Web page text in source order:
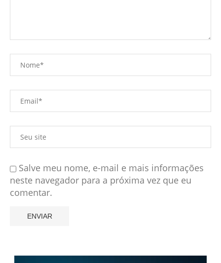
Salve meu nome, e-mail e mais informações
neste navegador para a próxima vez que eu
comentar.